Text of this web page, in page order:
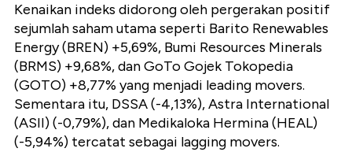
Kenaikan indeks didorong oleh pergerakan positif
sejumlah saham utama seperti Barito Renewables
Energy (BREN) +5,69%, Bumi Resources Minerals
(BRMS) +9,68%, dan GoTo Gojek Tokopedia
(GOTO) +8,77% yang menjadi leading movers.
Sementara itu, DSSA (-4,13%), Astra International
(ASII) (-0,79%), dan Medikaloka Hermina (HEAL)
(-5,94%) tercatat sebagai lagging movers.